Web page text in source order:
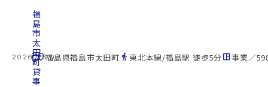
2026.08.07
cottage
福
島
市
太
田
町
貸
事
location_on福島県福島市太田町 directions_walk 東北本線/福島駅 徒歩5分space_dashboard事業／